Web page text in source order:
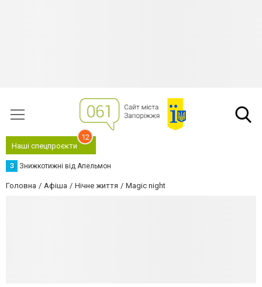
Наші спецпроєкти
12
З Знижкотижні від Апельмон
Головна Афіша Нічне життя Magic night